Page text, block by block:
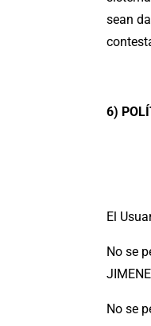
sean
6)
El
No se
No se